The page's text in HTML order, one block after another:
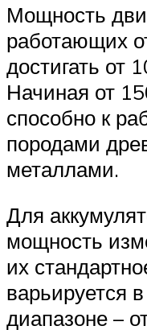
Мощность
работающих
достигать от
Начиная от
способно к
породами
металлами.
Для
мощность
их
варьируется
диапазоне –